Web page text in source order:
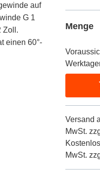
auf
G 1
Zoll.
einen 60°-
Preis
Menge
Versand
MwSt.
MwSt.